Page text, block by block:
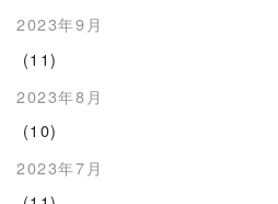
2023年9月
(11)
2023年8月
(10)
2023年7月